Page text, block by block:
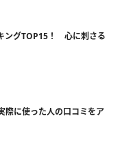
ングTOP15！ 心に刺さる
に使った人の口コミをア